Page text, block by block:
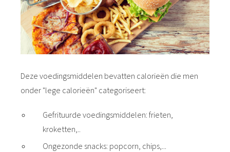
Deze voedingsmiddelen bevatten calorieën die men
onder "lege calorieën" categoriseert:
Gefrituurde voedingsmiddelen: frieten,
kroketten,..
Ongezonde snacks: popcorn, chips,...